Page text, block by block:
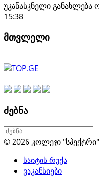
უკანასკნელი განახლება
15:38
მთვლელი
ძებნა
© 2026 კოლეჯი
საიტის რუქა
ვაკანსიები